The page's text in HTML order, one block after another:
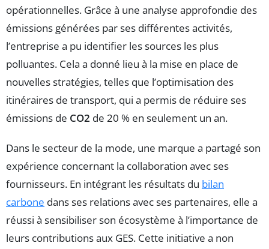
opérationnelles. Grâce à une analyse approfondie des
émissions générées par ses différentes activités,
l’entreprise a pu identifier les sources les plus
polluantes. Cela a donné lieu à la mise en place de
nouvelles stratégies, telles que l’optimisation des
itinéraires de transport, qui a permis de réduire ses
émissions de CO2 de 20 % en seulement un an.
Dans le secteur de la mode, une marque a partagé son
expérience concernant la collaboration avec ses
fournisseurs. En intégrant les résultats du bilan
carbone dans ses relations avec ses partenaires, elle a
réussi à sensibiliser son écosystème à l’importance de
leurs contributions aux GES. Cette initiative a non